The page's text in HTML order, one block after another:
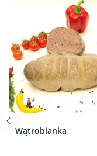
Wątrobianka